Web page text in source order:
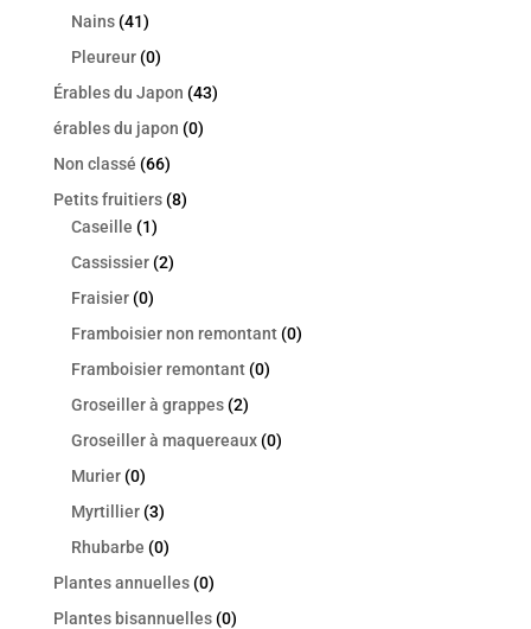
Nains (41)
Pleureur (0)
Érables du Japon (43)
érables du japon (0)
Non classé (66)
Petits fruitiers (8)
Caseille (1)
Cassissier (2)
Fraisier (0)
Framboisier non remontant (0)
Framboisier remontant (0)
Groseiller à grappes (2)
Groseiller à maquereaux (0)
Murier (0)
Myrtillier (3)
Rhubarbe (0)
Plantes annuelles (0)
Plantes bisannuelles (0)